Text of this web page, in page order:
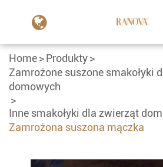
Home
Produkty
Zamrożone suszone smakołyki
domowych
Inne smakołyki dla zwierząt
Zamrożona suszona mączka